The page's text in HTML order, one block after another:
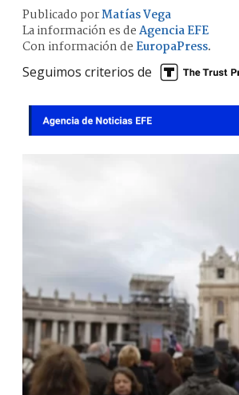
Publicado porMatías Vega
La información es deAgencia EFE
Con información de EuropaPress.
Seguimos criterios de